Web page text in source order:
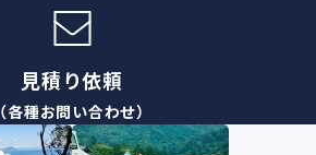
見積り依頼
（各種お問い合わせ）